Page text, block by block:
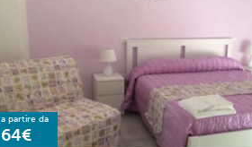
a partire da
64€